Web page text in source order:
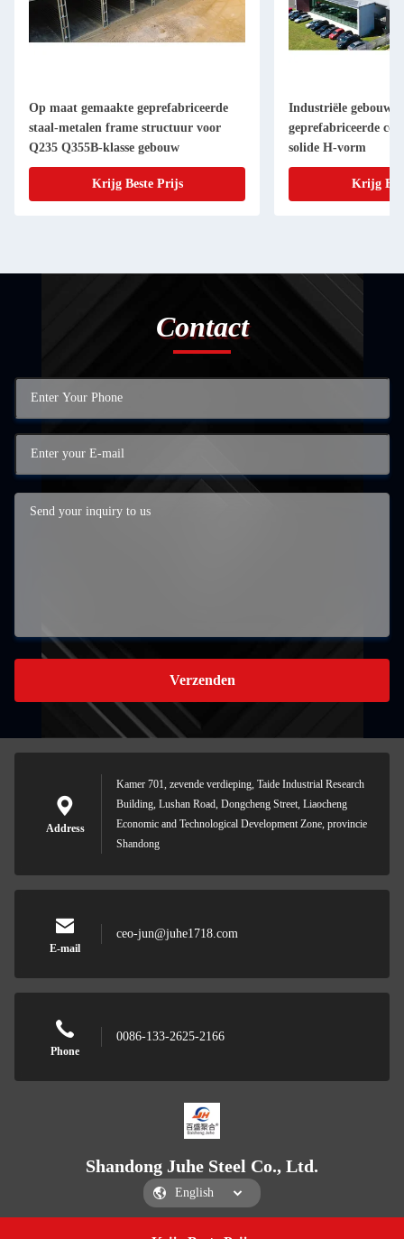
Op maat gemaakte geprefabriceerde
staal-metalen frame structuur voor
Q235 Q355B-klasse gebouw
Krijg Beste Prijs
Industriële
geprefabriceerde
solide H-vorm
Krijg
Contact
Verzenden
Address
Kamer 701, zevende verdieping, Taide Industrial Research
Building, Lushan Road, Dongcheng Street, Liaocheng
Economic and Technological Development Zone, provincie
Shandong
E-mail
ceo-jun@juhe1718.com
Phone
0086-133-2625-2166
Shandong Juhe Steel Co., Ltd.